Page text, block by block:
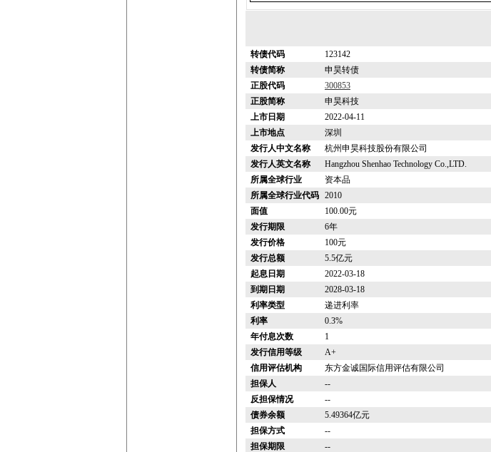
转债代码
123142
转债简称
申昊转债
正股代码
300853
正股简称
申昊科技
上市日期
2022-04-11
上市地点
深圳
发行人中文名称
杭州申昊科技股份有限公司
发行人英文名称
Hangzhou Shenhao Technology Co.,LTD.
所属全球行业
资本品
所属全球行业代码 2010
面值
100.00元
发行期限
6年
发行价格
100元
发行总额
5.5亿元
起息日期
2022-03-18
到期日期
2028-03-18
利率类型
递进利率
利率
0.3%
年付息次数
1
发行信用等级
A+
信用评估机构
东方金诚国际信用评估有限公司
担保人
--
反担保情况
--
债券余额
5.49364亿元
担保方式
--
担保期限
--